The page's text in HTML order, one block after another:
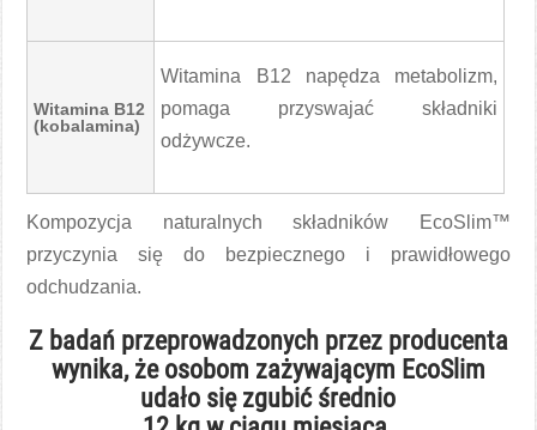
Witamina B12
(kobalamina)
Witamina B12 napędza metabolizm,
pomaga przyswajać składniki
odżywcze.
Kompozycja naturalnych składników EcoSlim™
przyczynia się do bezpiecznego i prawidłowego
odchudzania.
Z badań przeprowadzonych przez producenta
wynika, że osobom zażywającym EcoSlim
udało się zgubić średnio